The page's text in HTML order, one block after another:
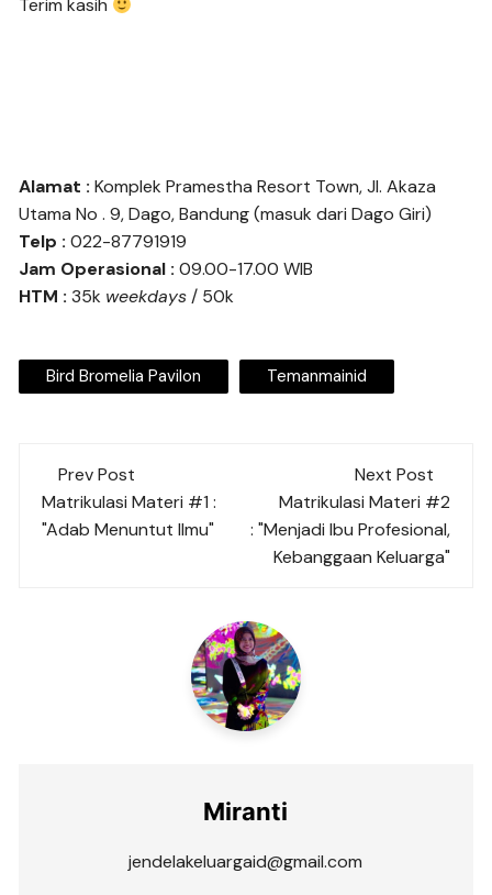
Terim kasih
Alamat : Komplek Pramestha Resort Town, Jl. Akaza
Utama No . 9, Dago, Bandung (masuk dari Dago Giri)
Telp : 022-87791919
Jam Operasional : 09.00-17.00 WIB
HTM : 35k weekdays / 50k
Bird Bromelia Pavilon Temanmainid
Post
navigation
Prev Post
Matrikulasi Materi #1 :
"Adab Menuntut Ilmu"
Next Post
Matrikulasi Materi #2
: "Menjadi Ibu Profesional,
Kebanggaan Keluarga"
Miranti
jendelakeluargaid@gmail.com